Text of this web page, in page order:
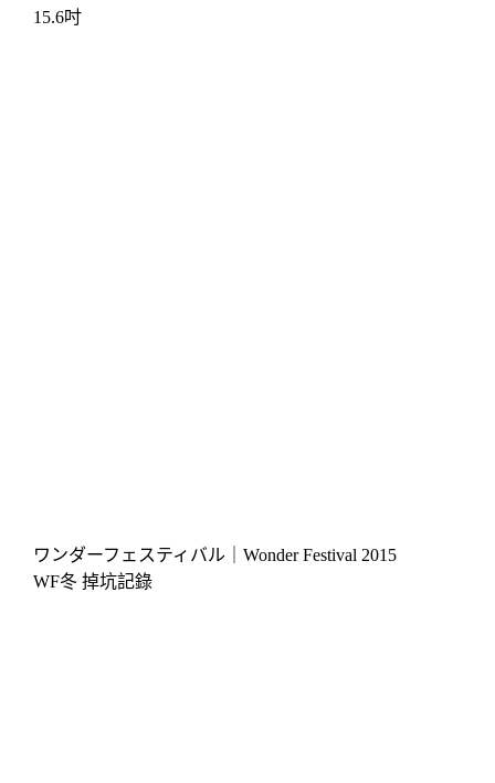
15.6吋
ワンダーフェスティバル｜Wonder Festival 2015
WF冬 掉坑記錄